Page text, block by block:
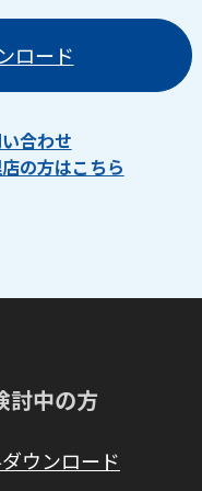
ロード
合わせ
の方はこちら
討中の方
ウンロード